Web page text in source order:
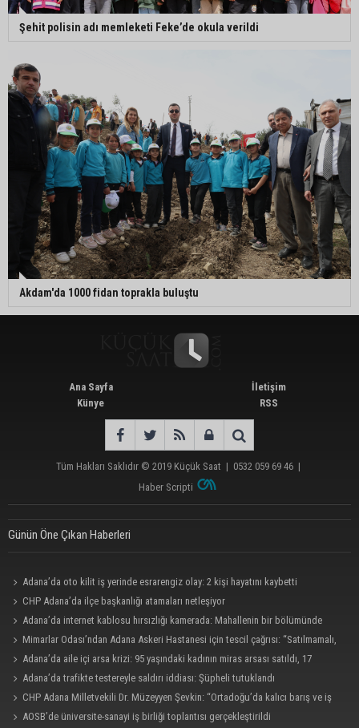
Şehit polisin adı memleketi Feke’de okula verildi
Akdam'da 1000 fidan toprakla buluştu
Ana Sayfa
Künye
İletişim
RSS
Tüm Hakları Saklıdır © 2019 Küçük Saat | 0532 059 69 46 |
Haber Scripti
Günün Öne Çıkan Haberleri
Adana’da oto kilit iş yerinde esrarengiz olay: 2 kişi hayatını kaybetti
CHP Adana’da ilçe başkanlığı atamaları netleşiyor
Adana’da internet kablosu hırsızlığı kamerada: Mahallenin bir bölümünde
internet erişimi kesildi
Mimarlar Odası’ndan Adana Askeri Hastanesi için tescil çağrısı: “Satılmamalı,
amaç dışı kullanılmamalı”
Adana’da aile içi arsa krizi: 95 yaşındaki kadının miras arsası satıldı, 17
milyonun 13 milyonu harcandı
Adana’da trafikte testereyle saldırı iddiası: Şüpheli tutuklandı
CHP Adana Milletvekili Dr. Müzeyyen Şevkin: “Ortadoğu’da kalıcı barış ve iş
birliği sağlanmalı”
AOSB’de üniversite-sanayi iş birliği toplantısı gerçekleştirildi